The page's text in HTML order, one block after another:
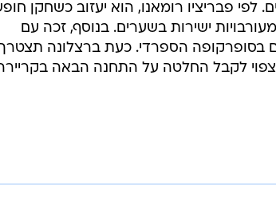
פבריציו רומאנו, הוא יעזוב כשחקן
אחרי 190 הופעות, 119 שערים, 24 בישולים ו-143 מעורבויות ישירות בשערים. בנוסף, זכה עם
בסופרקופה הספרדי. כעת ברצלונה
לקבל החלטה על התחנה הבאה